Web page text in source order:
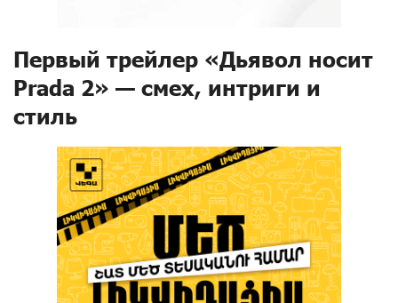
Первый трейлер «Дьявол носит
Prada 2» — смех, интриги и
стиль